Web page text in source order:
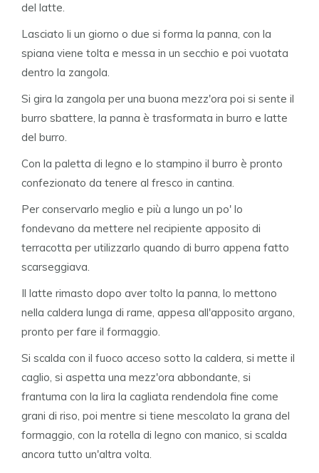
del latte.
Lasciato li un giorno o due si forma la panna, con la
spiana viene tolta e messa in un secchio e poi vuotata
dentro la zangola.
Si gira la zangola per una buona mezz'ora poi si sente il
burro sbattere, la panna è trasformata in burro e latte
del burro.
Con la paletta di legno e lo stampino il burro è pronto
confezionato da tenere al fresco in cantina.
Per conservarlo meglio e più a lungo un po' lo
fondevano da mettere nel recipiente apposito di
terracotta per utilizzarlo quando di burro appena fatto
scarseggiava.
Il latte rimasto dopo aver tolto la panna, lo mettono
nella caldera lunga di rame, appesa all'apposito argano,
pronto per fare il formaggio.
Si scalda con il fuoco acceso sotto la caldera, si mette il
caglio, si aspetta una mezz'ora abbondante, si
frantuma con la lira la cagliata rendendola fine come
grani di riso, poi mentre si tiene mescolato la grana del
formaggio, con la rotella di legno con manico, si scalda
ancora tutto un'altra volta.